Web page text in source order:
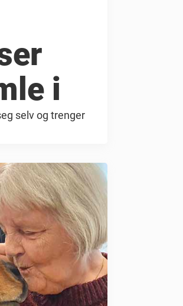
i
selv og trenger